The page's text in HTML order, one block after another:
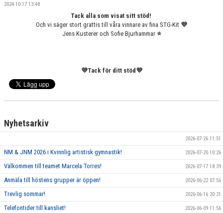
2024-10-17 13:48
Tack alla som visat sitt stöd!
Och vi säger stort grattis till våra vinnare av fina STG-Kit 💜
Jens Kusterer och Sofie Bjurhammar ⭐️
💜Tack för ditt stöd💜
Nyhetsarkiv
2026-07-26 11:51
NM & JNM 2026 i Kvinnlig artistisk gymnastik! 2026-07-20 10:26
Välkommen till teamet Marcela Torres! 2026-07-17 18:39
Anmäla till höstens grupper är öppen! 2026-06-22 07:56
Trevlig sommar! 2026-06-16 20:21
Telefontider till kansliet! 2026-06-09 11:56